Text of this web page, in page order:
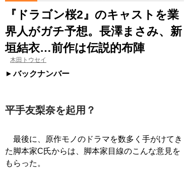
『ドラゴン桜2』のキャストを業
界人がガチ予想。長澤まさみ、新
垣結衣…前作は伝説的布陣
木田トウセイ
バックナンバー
平手友梨奈を起用？
最後に、原作モノのドラマを数多く手がけてき
た脚本家C氏からは、脚本家目線のこんな意見を
もらった。